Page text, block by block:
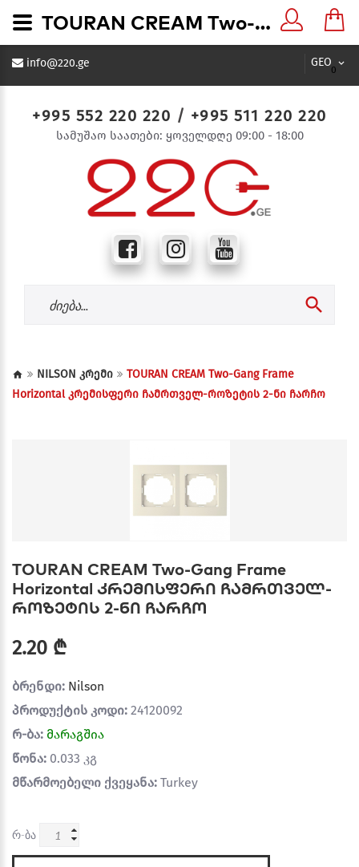
GEO
0
info@220.ge
+995 552 220 220 / +995 511 220 220
სამუშაო საათები: ყოველდღე 09:00 - 18:00
NILSON კრემი
TOURAN CREAM Two-Gang Frame
Horizontal კრემისფერი ჩამრთველ-როზეტის 2-ნი ჩარჩო
TOURAN CREAM Two-Gang Frame
Horizontal კრემისფერი ჩამრთველ-
როზეტის 2-ნი ჩარჩო
2.20 ₾
ბრენდი: Nilson
პროდუქტის კოდი: 24120092
რ-ბა: მარაგშია
წონა: 0.033 კგ
მწარმოებელი ქვეყანა: Turkey
რ-ბა
TOURAN CREAM Two-Gang Frame Horizontal კრემისფერი ჩამრთველ-როზეტის 2-ნი ჩარჩო - 220.ge